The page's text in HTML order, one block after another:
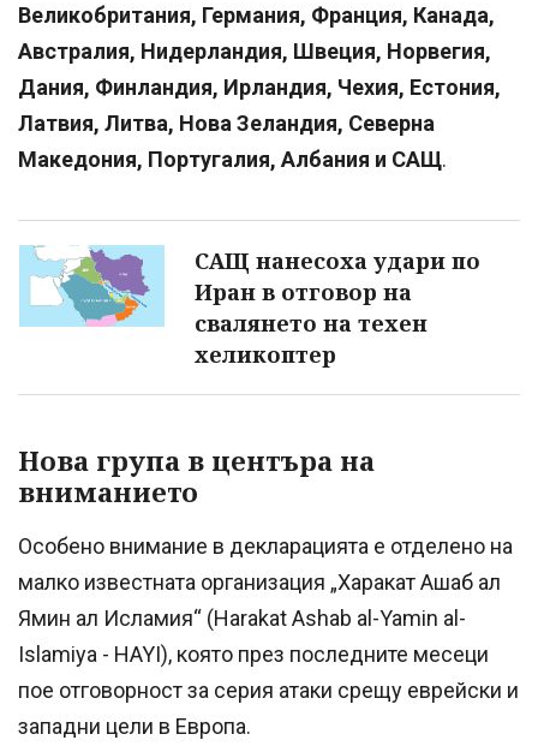
Великобритания, Германия, Франция, Канада,
Австралия, Нидерландия, Швеция, Норвегия,
Дания, Финландия, Ирландия, Чехия, Естония,
Латвия, Литва, Нова Зеландия, Северна
Македония, Португалия, Албания и САЩ.
САЩ нанесоха удари по
Иран в отговор на
свалянето на техен
хеликоптер
Нова група в центъра на
вниманието
Особено внимание в декларацията е отделено на
малко известната организация „Харакат Ашаб ал
Ямин ал Исламия“ (Harakat Ashab al-Yamin al-
Islamiya - HAYI), която през последните месеци
пое отговорност за серия атаки срещу еврейски и
западни цели в Европа.